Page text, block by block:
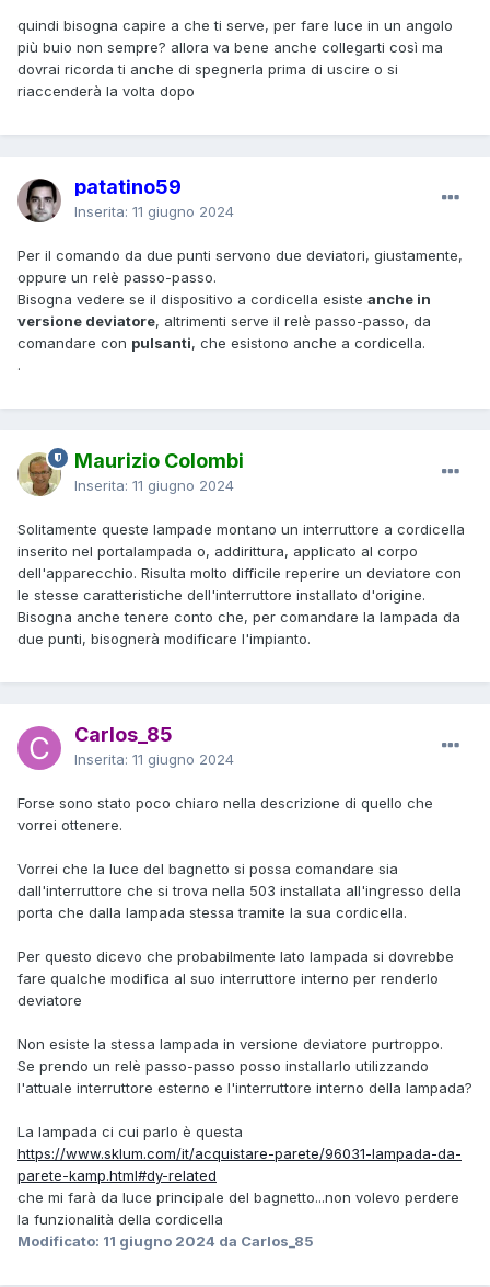
quindi bisogna capire a che ti serve, per fare luce in un angolo
più buio non sempre? allora va bene anche collegarti così ma
dovrai ricorda ti anche di spegnerla prima di uscire o si
riaccenderà la volta dopo
patatino59
Inserita: 11 giugno 2024
Per il comando da due punti servono due deviatori, giustamente,
oppure un relè passo-passo.
Bisogna vedere se il dispositivo a cordicella esiste anche in
versione deviatore, altrimenti serve il relè passo-passo, da
comandare con pulsanti, che esistono anche a cordicella.
.
Maurizio Colombi
Inserita: 11 giugno 2024
Solitamente queste lampade montano un interruttore a cordicella
inserito nel portalampada o, addirittura, applicato al corpo
dell'apparecchio. Risulta molto difficile reperire un deviatore con
le stesse caratteristiche dell'interruttore installato d'origine.
Bisogna anche tenere conto che, per comandare la lampada da
due punti, bisognerà modificare l'impianto.
Carlos_85
Inserita: 11 giugno 2024
Forse sono stato poco chiaro nella descrizione di quello che
vorrei ottenere.
Vorrei che la luce del bagnetto si possa comandare sia
dall'interruttore che si trova nella 503 installata all'ingresso della
porta che dalla lampada stessa tramite la sua cordicella.
Per questo dicevo che probabilmente lato lampada si dovrebbe
fare qualche modifica al suo interruttore interno per renderlo
deviatore
Non esiste la stessa lampada in versione deviatore purtroppo.
Se prendo un relè passo-passo posso installarlo utilizzando
l'attuale interruttore esterno e l'interruttore interno della lampada?
La lampada ci cui parlo è questa
https://www.sklum.com/it/acquistare-parete/96031-lampada-da-
parete-kamp.html#dy-related
che mi farà da luce principale del bagnetto...non volevo perdere
la funzionalità della cordicella
Modificato: 11 giugno 2024 da Carlos_85